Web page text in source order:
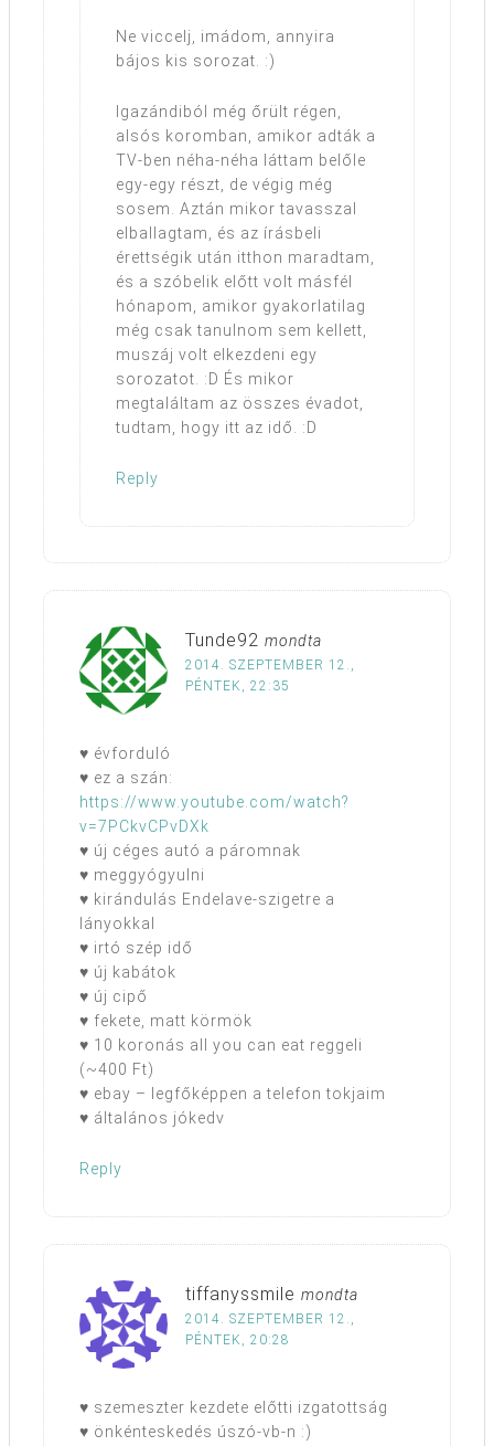
Ne viccelj, imádom, annyira
bájos kis sorozat. :)
Igazándiból még őrült régen,
alsós koromban, amikor adták a
TV-ben néha-néha láttam belőle
egy-egy részt, de végig még
sosem. Aztán mikor tavasszal
elballagtam, és az írásbeli
érettségik után itthon maradtam,
és a szóbelik előtt volt másfél
hónapom, amikor gyakorlatilag
még csak tanulnom sem kellett,
muszáj volt elkezdeni egy
sorozatot. :D És mikor
megtaláltam az összes évadot,
tudtam, hogy itt az idő. :D
Reply
Tunde92 mondta
2014. SZEPTEMBER 12.,
PÉNTEK, 22:35
♥ évforduló
♥ ez a szán:
https://www.youtube.com/watch?
v=7PCkvCPvDXk
♥ új céges autó a páromnak
♥ meggyógyulni
♥ kirándulás Endelave-szigetre a
lányokkal
♥ irtó szép idő
♥ új kabátok
♥ új cipő
♥ fekete, matt körmök
♥ 10 koronás all you can eat reggeli
(~400 Ft)
♥ ebay – legfőképpen a telefon tokjaim
♥ általános jókedv
Reply
tiffanyssmile mondta
2014. SZEPTEMBER 12.,
PÉNTEK, 20:28
♥ szemeszter kezdete előtti izgatottság
♥ önkénteskedés úszó-vb-n :)